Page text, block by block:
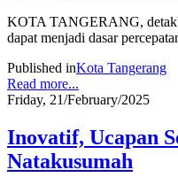
KOTA TANGERANG,
dapat menjadi dasar
Published inKota Tangerang
Read more...
Friday, 21/February/2025
Inovatif, Ucapan
Natakusumah